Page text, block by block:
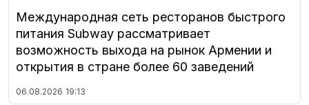
Международная сеть ресторанов быстрого
питания Subway рассматривает
возможность выхода на рынок Армении и
открытия в стране более 60 заведений
06.08.2026 19:13